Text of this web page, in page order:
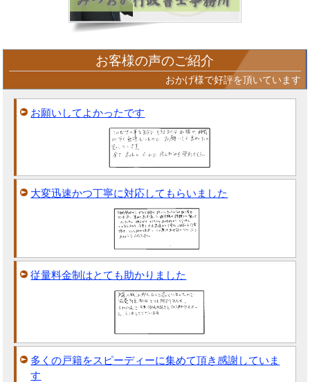
お客様の声のご紹介
おかげ様で好評を頂いています
お願いしてよかったです
大変迅速かつ丁寧に対応してもらいました
従量料金制はとても助かりました
多くの戸籍をスピーディーに集めて頂き感謝していま
す